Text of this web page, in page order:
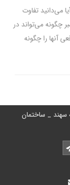
می‌دانید تفاوت
می‌تواند در
را چگونه
_ ساختمان